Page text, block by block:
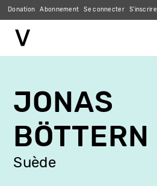
contenu
principal
Donation Abonnement Se connecter S'inscrire
JONAS
BÖTTERN
Suède